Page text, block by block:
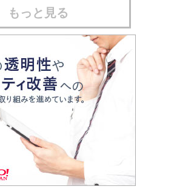
もっと見る